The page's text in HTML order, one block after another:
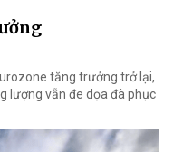
tăng trưởng trở lại,
lượng vẫn đe dọa đà phục